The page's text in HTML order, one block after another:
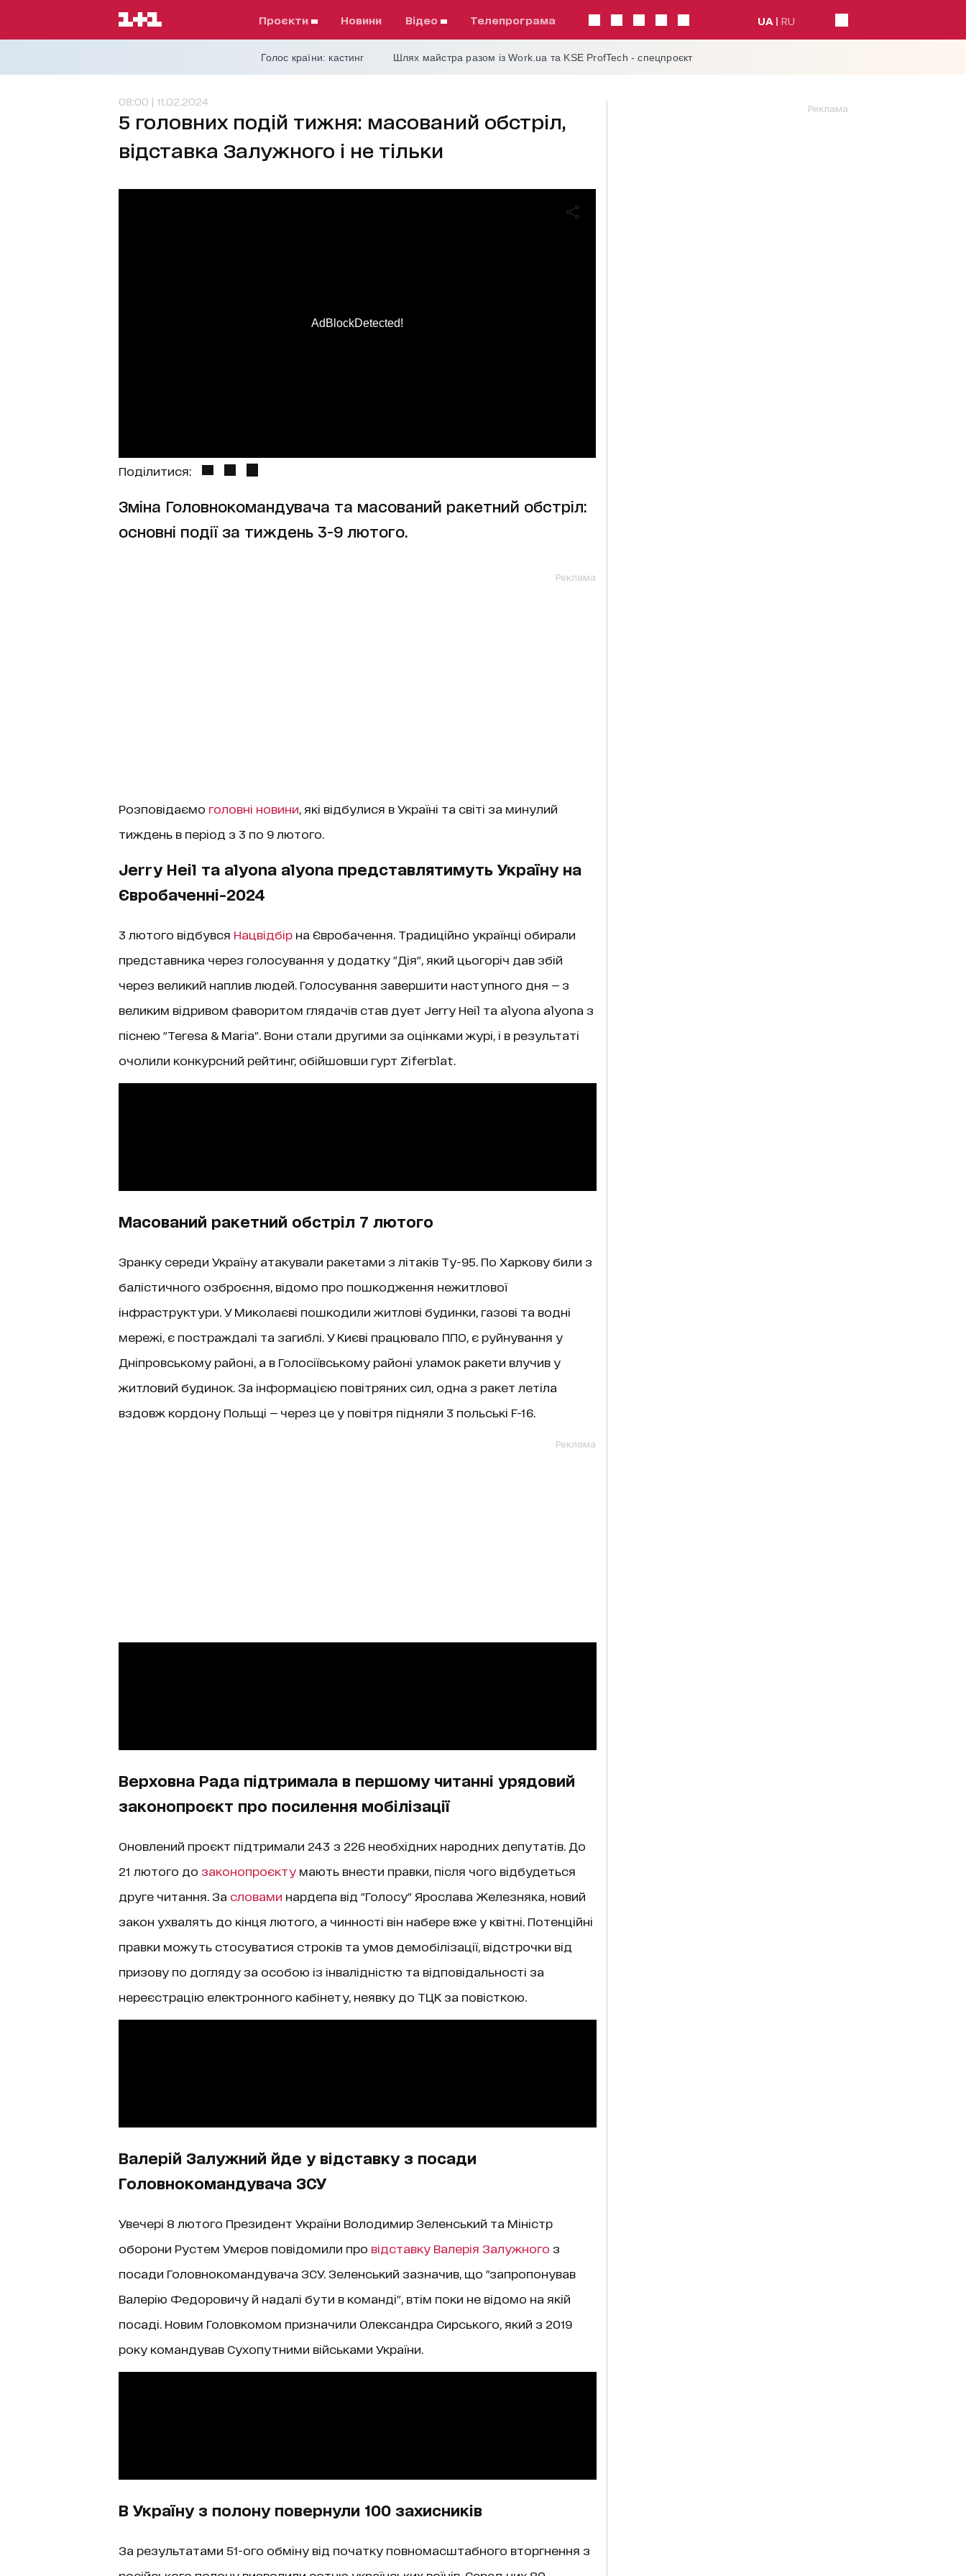
проєкти Новини відео телепрограма UA RU
Голос країни: кастинг Шлях майстра разом із Work.ua та KSE ProfTech - спецпроєкт
08:00 | 11.02.2024
5 головних подій тижня: масований обстріл,
відставка Залужного і не тільки
AdBlockDetected!
Поділитися:
Зміна Головнокомандувача та масований ракетний обстріл:
основні події за тиждень 3-9 лютого.
Реклама
Розповідаємо головні новини , які відбулися в Україні та світі за минулий
тиждень в період з 3 по 9 лютого.
Jerry Heil та alyona alyona представлятимуть Україну на
Євробаченні-2024
3 лютого відбувся Нацвідбірна Євробачення. Традиційно українці обирали
представника через голосування у додатку "Дія", який цьогоріч дав збій
через великий наплив людей. Голосування завершити наступного дня — з
великим відривом фаворитом глядачів став дует Jerry Heil та alyona alyona з
піснею "Teresa & Maria". Вони стали другими за оцінками журі, і в результаті
очолили конкурсний рейтинг, обійшовши гурт Ziferblat.
Масований ракетний обстріл 7 лютого
Зранку середи Україну атакували ракетами з літаків Ту-95. По Харкову били з
балістичного озброєння, відомо про пошкодження нежитлової
інфраструктури. У Миколаєві пошкодили житлові будинки, газові та водні
мережі, є постраждалі та загиблі. У Києві працювало ППО, є руйнування у
Дніпровському районі, а в Голосіївському районі уламок ракети влучив у
житловий будинок. За інформацією повітряних сил, одна з ракет летіла
вздовж кордону Польщі — через це у повітря підняли 3 польські F-16.
Реклама
Верховна Рада підтримала в першому читанні урядовий
законопроєкт про посилення мобілізації
Оновлений проєкт підтримали 243 з 226 необхідних народних депутатів. До
21 лютого до законопроєктумають внести правки, після чого відбудеться
друге читання. За словами нардепа від "Голосу" Ярослава Железняка, новий
закон ухвалять до кінця лютого, а чинності він набере вже у квітні. Потенційні
правки можуть стосуватися строків та умов демобілізації, відстрочки від
призову по догляду за особою із інвалідністю та відповідальності за
нереєстрацію електронного кабінету, неявку до ТЦК за повісткою.
Валерій Залужний йде у відставку з посади
Головнокомандувача ЗСУ
Увечері 8 лютого Президент України Володимир Зеленський та Міністр
оборони Рустем Умєров повідомили про відставку Валерія Залужного з
посади Головнокомандувача ЗСУ. Зеленський зазначив, що "запропонував
Валерію Федоровичу й надалі бути в команді", втім поки не відомо на якій
посаді. Новим Головкомом призначили Олександра Сирського, який з 2019
року командував Сухопутними військами України.
В Україну з полону повернули 100 захисників
За результатами 51-ого обміну від початку повномасштабного вторгнення з
Реклама